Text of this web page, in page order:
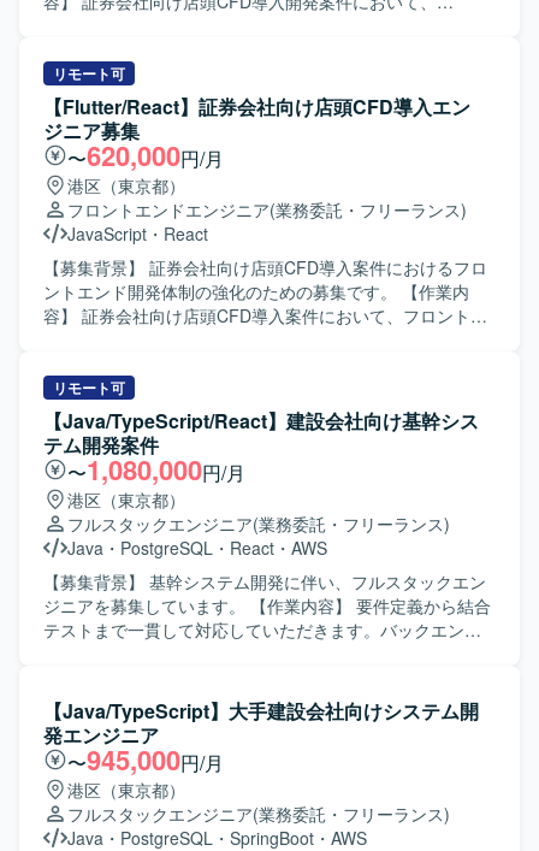
行っております。インフラにはAWSを利用した構成となっ
ております。
ただきます。 【求める人物像】 チームで円滑にコミュニケ
ーションをとりながら問題解決ができる方を求めておりま
す。前向きでキャッチアップや技術向上に積極的な方です
と望ましいです。 【ポジションの魅力】 金融業界向けの案
件に携わることで、証券取引に関する知見やFintech領域で
の経験を積むことができます。基本設計からテストまで一
貫した工程を担当することで、上流から下流まで幅広い開
発スキルを身に付けていただけます。 【開発環境】
Cordova, GitHub, AWS
リモート可
【Flutter/React】証券会社向け店頭CFD導入エン
ジニア募集
〜620,000円/月
港区（東京都）
フロントエンドエンジニア(業務委託・フリーランス)
JavaScript ・ React
【募集背景】 証券会社向け店頭CFD導入案件におけるフロ
ントエンド開発体制の強化のための募集です。 【作業内
容】 証券会社向け店頭CFD導入案件において、フロントエ
に基づく機能開発や改修を行っていただきます。 【求める
人物像】 システム開発経験が豊富で、Flutterでの開発経験
を活かして主体的に手を動かしていただける方を求めてお
ります。Gitを用いたチーム開発フローに慣れており、コミ
ュニケーションを取りながら課題解決に取り組める方が望
ましいです。金融ドメインへの学習意欲が高い方も歓迎い
たします。 【ポジションの魅力】 金融業界向けの証券シス
テムに携わることで、FXやCFD、株取引といった専門的な
ドメイン知識を習得しながら、FlutterやReactを用いたフロ
ントエンド開発スキルを高めていただけます。リードエン
ジニアやCI/CD構築など、上流や技術的リードにチャレンジ
を取り入れたチーム開発環境です。CI/CD環境を構築・活用
しながら継続的なデリバリーを行っております。
リモート可
【Java/TypeScript/React】建設会社向け基幹シス
テム開発案件
〜1,080,000円/月
港区（東京都）
フルスタックエンジニア(業務委託・フリーランス)
Java ・ PostgreSQL ・ React ・ AWS
【募集背景】 基幹システム開発に伴い、フルスタックエン
ジニアを募集しています。 【作業内容】 要件定義から結合
テストまで一貫して対応していただきます。バックエンド
める方を求めています。 【ポジションの魅力】 要件定義か
ら結合テストまで、システム開発の一連の工程に携わるこ
とができます。 【開発環境】 バックエンドは
Java（SpringBoot）、フロントエンドは
TypeScript（React）、インフラはAWS、データベースは
PostgreSQLを使用します。
【Java/TypeScript】大手建設会社向けシステム開
発エンジニア
〜945,000円/月
港区（東京都）
フルスタックエンジニア(業務委託・フリーランス)
Java ・ PostgreSQL ・ SpringBoot ・ AWS